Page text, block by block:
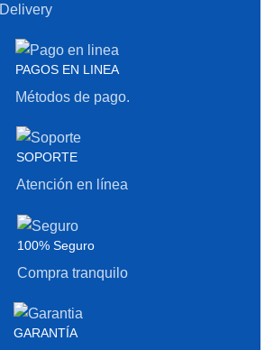
Delivery
PAGOS EN LINEA
Métodos de pago.
SOPORTE
Atención en línea
100% Seguro
Compra tranquilo
GARANTÍA